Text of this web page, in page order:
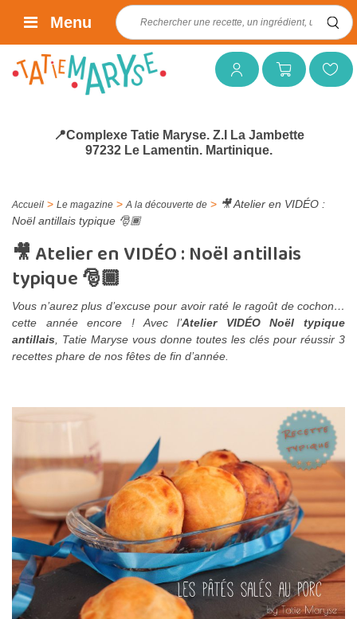
Mon compteMon panierMes favoris
Rechercher :
Menu
📍Complexe Tatie Maryse. Z.I La Jambette
97232 Le Lamentin. Martinique.
Accueil > Le magazine > A la découverte de > 🎥 Atelier en VIDÉO :
Noël antillais typique 🎅🏾
🎥 Atelier en VIDÉO : Noël antillais
typique 🎅🏾
Vous n’aurez plus d’excuse pour avoir raté le ragoût de cochon…
cette année encore ! Avec l’Atelier VIDÉO Noël typique
antillais , Tatie Maryse vous donne toutes les clés pour réussir 3
recettes phare de nos fêtes de fin d’année.